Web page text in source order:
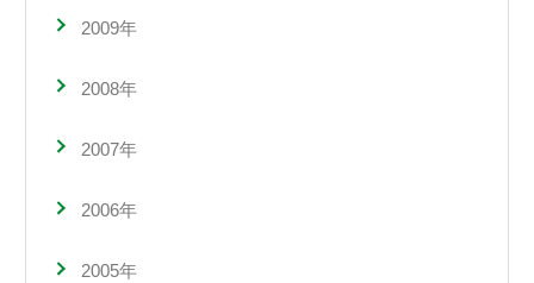
2009年
2008年
2007年
2006年
2005年